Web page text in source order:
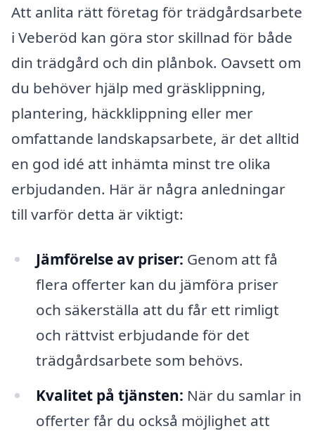
Att anlita rätt företag för trädgårdsarbete
i Veberöd kan göra stor skillnad för både
din trädgård och din plånbok. Oavsett om
du behöver hjälp med gräsklippning,
plantering, häckklippning eller mer
omfattande landskapsarbete, är det alltid
en god idé att inhämta minst tre olika
erbjudanden. Här är några anledningar
till varför detta är viktigt:
Jämförelse av priser: Genom att få
flera offerter kan du jämföra priser
och säkerställa att du får ett rimligt
och rättvist erbjudande för det
trädgårdsarbete som behövs.
Kvalitet på tjänsten: När du samlar in
offerter får du också möjlighet att